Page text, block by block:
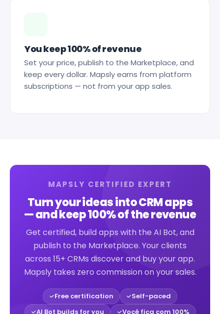
You keep 100% of revenue
Set your price, publish to the Marketplace, and
keep every dollar. Mapsly earns from platform
subscriptions — not from your app sales.
MAPSLY CERTIFIED EXPERT
Turn your ideas into CRM apps
— and keep 100% of the revenue
Get certified, build apps with the AI Bot, and
publish to the Marketplace. Your clients
across 15+ CRMs discover and buy your app.
Mapsly takes zero commission on your sales.
Free certification
Self-paced
AI Bot builds for you
Você fica com 100%